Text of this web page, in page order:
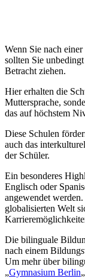
Wenn Sie nach
sollten Sie
Betracht ziehen.
Hier erhalten die
Muttersprache,
das auf höchstem
Diese Schulen
auch das
der Schüler.
Ein besonderes
Englisch oder
angewendet
globalisierten Welt
Die bilinguale
nach einem
Um mehr über
„Gymnasium Berlin